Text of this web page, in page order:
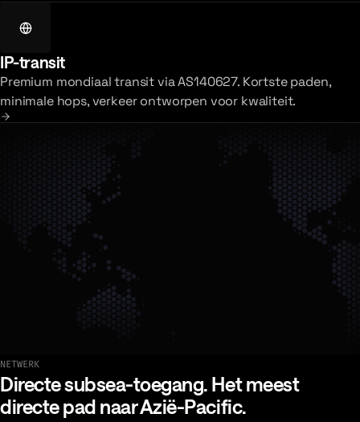
IP-transit
Premium mondiaal transit via AS140627. Kortste paden,
minimale hops, verkeer ontworpen voor kwaliteit.
Verken het netwerk
NETWERK
Directe subsea-toegang. Het meest
directe pad naar Azië-Pacific.